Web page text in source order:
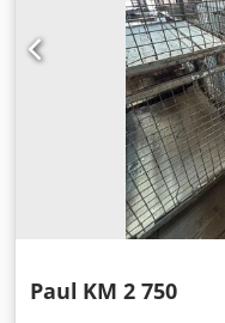
Paul KM 2 750